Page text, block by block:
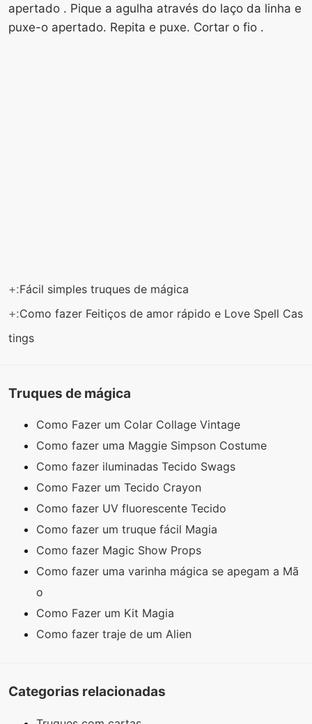
apertado . Pique a agulha através do laço da linha e
puxe-o apertado. Repita e puxe. Cortar o fio .
+:Fácil simples truques de mágica
+:Como fazer Feitiços de amor rápido e Love Spell Cas
tings
Truques de mágica
Como Fazer um Colar Collage Vintage
Como fazer uma Maggie Simpson Costume
Como fazer iluminadas Tecido Swags
Como Fazer um Tecido Crayon
Como fazer UV fluorescente Tecido
Como fazer um truque fácil Magia
Como fazer Magic Show Props
Como fazer uma varinha mágica se apegam a Mã
o
Como Fazer um Kit Magia
Como fazer traje de um Alien
Categorias relacionadas